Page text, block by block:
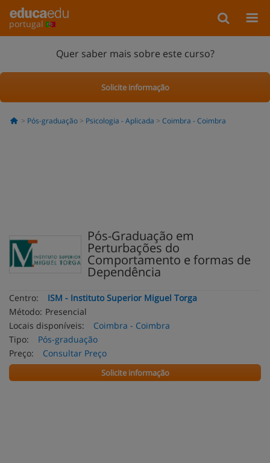
portugal
Quer saber mais sobre este curso?
Solicite informação
Pós-graduação Psicologia - Aplicada Coimbra - Coimbra
Pós-Graduação em
Perturbações do
Comportamento e formas de
Dependência
Centro:
ISM - Instituto Superior Miguel Torga
Método: Presencial
Locais disponíveis:
Coimbra - Coimbra
Tipo:
Pós-graduação
Preço:
Consultar Preço
Solicite informação